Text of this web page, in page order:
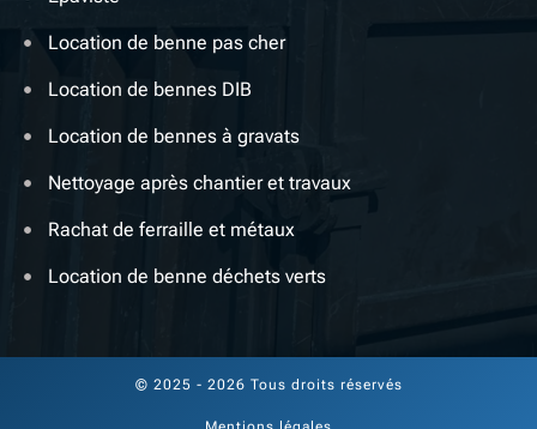
Location de benne pas cher
Location de bennes DIB
Location de bennes à gravats
Nettoyage après chantier et travaux
Rachat de ferraille et métaux
Location de benne déchets verts
© 2025 - 2026 Tous droits réservés